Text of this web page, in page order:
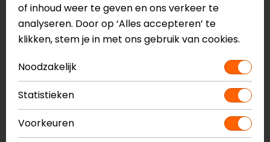
Dainese
D-CORE MID SOCK
Sokken 365 Basic
of inhoud weer te geven en ons verkeer te
analyseren. Door op ‘Alles accepteren’ te
klikken, stem je in met ons gebruik van cookies.
Noodzakelijk
Statistieken
Voorkeuren